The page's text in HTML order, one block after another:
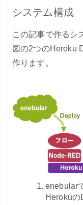
システム構成
この記事で作るシ
図の2つのHeroku
作ります。
enebular
Herokuの